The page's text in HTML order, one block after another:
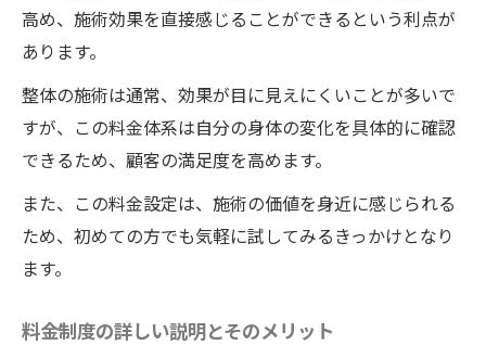
高め、施術効果を直接感じることができるという利点が
あります。
整体の施術は通常、効果が目に見えにくいことが多いで
すが、この料金体系は自分の身体の変化を具体的に確認
できるため、顧客の満足度を高めます。
また、この料金設定は、施術の価値を身近に感じられる
ため、初めての方でも気軽に試してみるきっかけとなり
ます。
料金制度の詳しい説明とそのメリット